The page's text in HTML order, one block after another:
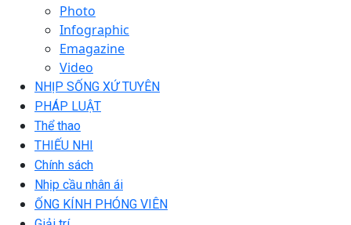
Photo
Infographic
Emagazine
Video
NHỊP SỐNG XỨ TUYÊN
PHÁP LUẬT
Thể thao
THIẾU NHI
Chính sách
Nhịp cầu nhân ái
ỐNG KÍNH PHÓNG VIÊN